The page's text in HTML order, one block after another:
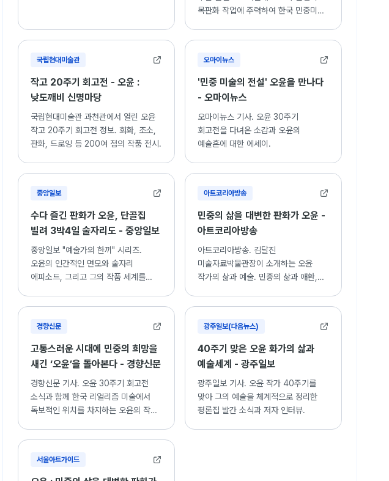
목판화 작업에 주력하여 한국 민중미술
국립현대미술관
작고 20주기 회고전 - 오윤 :
낮도깨비 신명마당
국립현대미술관 과천관에서 열린 오윤
작고 20주기 회고전 정보. 회화, 조소,
판화, 드로잉 등 200여 점의 작품 전시.
오마이뉴스
'민중 미술의 전설' 오윤을 만나다
- 오마이뉴스
오마이뉴스 기사. 오윤 30주기
회고전을 다녀온 소감과 오윤의
예술혼에 대한 에세이.
중앙일보
수다 즐긴 판화가 오윤, 단골집
빌려 3박4일 술자리도 - 중앙일보
중앙일보 "예술가의 한끼" 시리즈.
오윤의 인간적인 면모와 술자리
에피소드, 그리고 그의 작품 세계를
아트코리아방송
민중의 삶을 대변한 판화가 오윤 -
아트코리아방송
아트코리아방송. 김달진
미술자료박물관장이 소개하는 오윤
작가의 삶과 예술. 민중의 삶과 애환,
경향신문
고통스러운 시대에 민중의 희망을
새긴 ‘오윤’을 돌아본다 - 경향신문
경향신문 기사. 오윤 30주기 회고전
소식과 함께 한국 리얼리즘 미술에서
독보적인 위치를 차지하는 오윤의 작품
광주일보(다음뉴스)
40주기 맞은 오윤 화가의 삶과
예술세계 - 광주일보
광주일보 기사. 오윤 작가 40주기를
맞아 그의 예술을 체계적으로 정리한
평론집 발간 소식과 저자 인터뷰.
서울아트가이드